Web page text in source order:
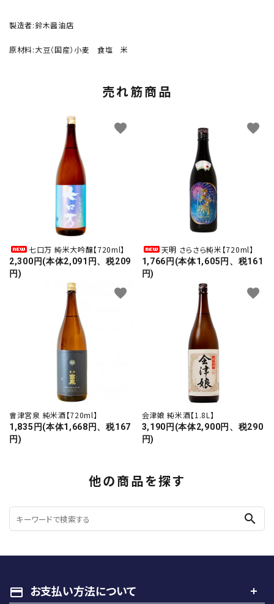
製造者:鈴木醤油店
原材料:大豆（国産）小麦 食塩 米
売れ筋商品
七口万 純米大吟醸【720ml】
2,300円(本体2,091円、税209
円)
favorite
天明 さらさら純米【720ml】
1,766円(本体1,605円、税161
円)
favorite
會津宮泉 純米酒【720ml】
1,835円(本体1,668円、税167
円)
favorite
会津娘 純米酒【1.8L】
3,190円(本体2,900円、税290
円)
favorite
他の商品を探す
search
payment お支払い方法について